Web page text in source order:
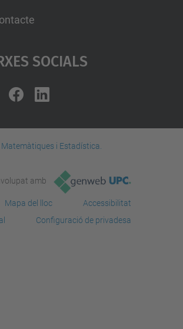
Socials
i Estadí­stica.
amb
Mapa del lloc
Accessibilitat
Configuració de privadesa